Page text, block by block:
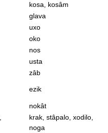
kosa, kosâm
glava
uxo
oko
nos
usta
zâb
ezik
nokât
krak, stâpalo, xodilo,
noga